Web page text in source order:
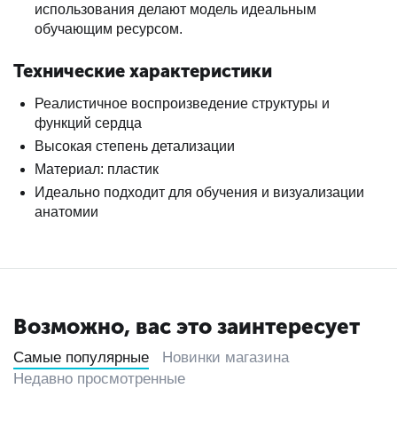
использования делают модель идеальным
обучающим ресурсом.
Технические характеристики
Реалистичное воспроизведение структуры и
функций сердца
Высокая степень детализации
Материал: пластик
Идеально подходит для обучения и визуализации
анатомии
Возможно, вас это заинтересует
Самые популярные
Новинки магазина
Недавно просмотренные